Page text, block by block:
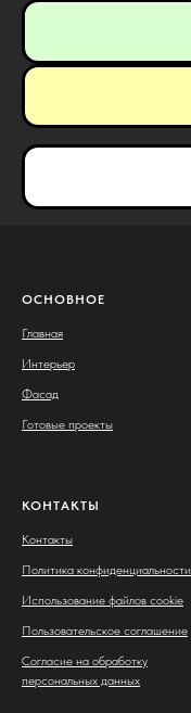
ОСНОВНОЕ
Главная
Интерьер
Фасад
Готовые проекты
КОНТАКТЫ
Контакты
Политика конфиденциальности
Использование файлов cookie
Пользовательское соглашение
Согласие на обработку
персональных данных